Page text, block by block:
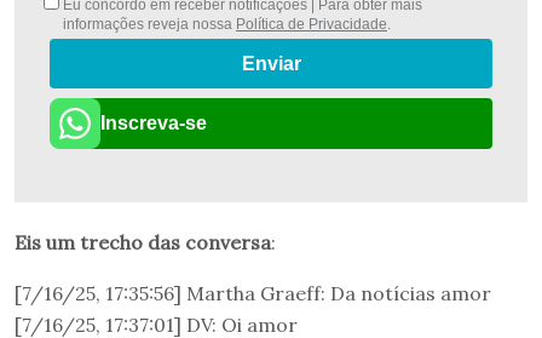
Eu concordo em receber notificações | Para obter mais
informações reveja nossa Política de Privacidade.
Enviar
Inscreva-se
Eis um trecho das conversa:
[7/16/25, 17:35:56] Martha Graeff: Da notícias amor
[7/16/25, 17:37:01] DV: Oi amor